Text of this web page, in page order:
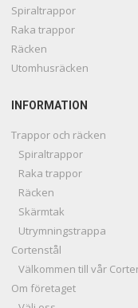
Spiraltrappor
Raka trappor
Räcken
Utomhusräcken
INFORMATION
Trappor och räcken
Spiraltrappor
Raka trappor
Räcken
Skärmtak
Utrymningstrappa
Cortenstål
Välkommen till vår
Om företaget